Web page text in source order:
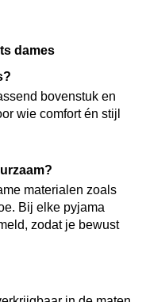
dames
bovenstuk en
wie comfort én stijl
materialen zoals
Bij elke pyjama
zodat je bewust